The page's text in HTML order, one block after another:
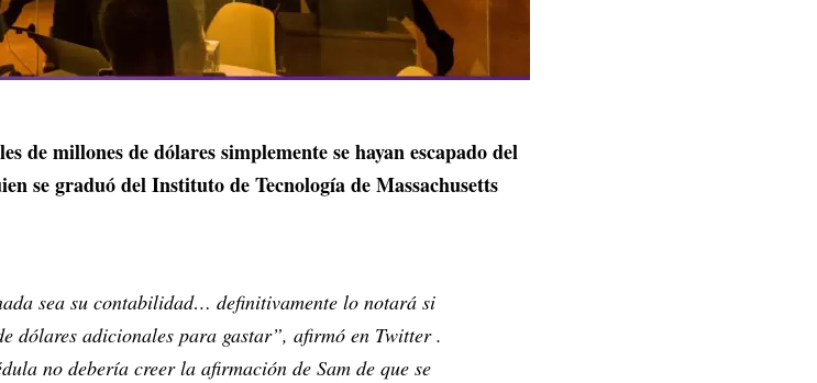
de millones de dólares simplemente se hayan escapado del
se graduó del Instituto de Tecnología de Massachusetts
sea su contabilidad… definitivamente lo notará si
dólares adicionales para gastar”, afirmó en Twitter .
no debería creer la afirmación de Sam de que se